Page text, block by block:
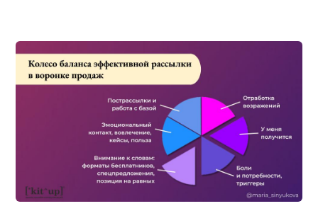
Ошибка 10. Оставлять базу без внимания после
завершения автоворонок